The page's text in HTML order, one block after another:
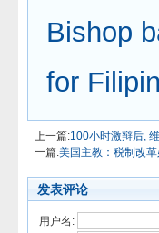
Bishop
for
上一篇:100小时激辩后,
一篇:美国主教：税制改
发表评论
用户名: